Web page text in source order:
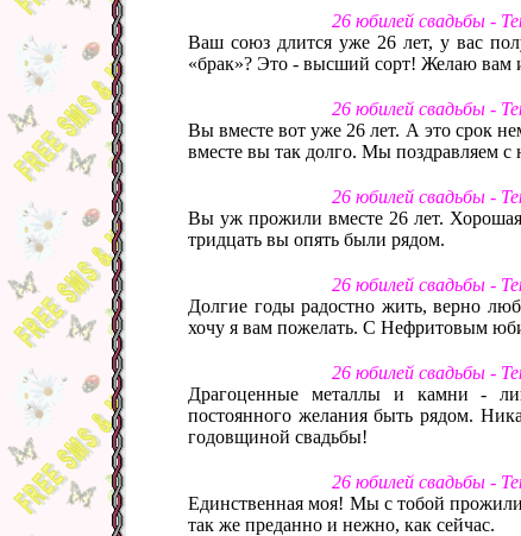
26 юбилей свадьбы -
Ваш союз длится уже 26 лет, у вас
«брак»? Это - высший сорт! Желаю вам
26 юбилей свадьбы -
Вы вместе вот уже 26 лет. А это срок
вместе вы так долго. Мы поздравляем
26 юбилей свадьбы -
Вы уж прожили вместе 26 лет.
тридцать вы опять были рядом.
26 юбилей свадьбы -
Долгие годы радостно жить, верно
хочу я вам пожелать. С Нефритовым
26 юбилей свадьбы -
Драгоценные металлы и камни -
постоянного желания быть рядом.
годовщиной свадьбы!
26 юбилей свадьбы -
Единственная моя! Мы с тобой прожили
так же преданно и нежно, как сейчас.